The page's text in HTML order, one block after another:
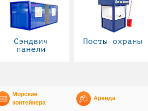
Сэндвич
панели
Посты охраны
Морские
контейнера
Аренда